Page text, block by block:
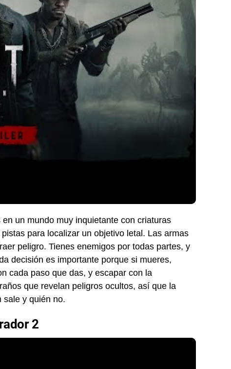
un mundo muy inquietante con criaturas
para localizar un objetivo letal. Las armas
peligro. Tienes enemigos por todas partes, y
decisión es importante porque si mueres,
cada paso que das, y escapar con la
que revelan peligros ocultos, así que la
sale y quién no.
2